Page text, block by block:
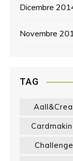
Dicembre
Novembre
TAG